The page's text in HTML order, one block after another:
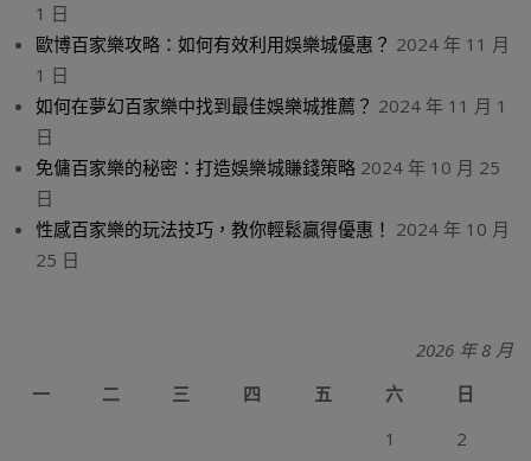
1 日
歐博百家樂攻略：如何有效利用娛樂城優惠？ 2024 年 11 月
1 日
如何在夢幻百家樂中找到最佳娛樂城推薦？ 2024 年 11 月 1
日
免傭百家樂的秘密：打造娛樂城賺錢策略 2024 年 10 月 25
日
性感百家樂的玩法技巧，教你輕鬆贏得優惠！ 2024 年 10 月
25 日
2026 年 8 月
一
二 三 四 五 六
日
1
2